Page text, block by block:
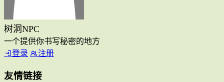
树洞NPC
一个提供你书写秘密的地方
登录
注册
友情链接